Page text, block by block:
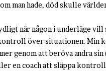
man hade, död skulle världen
när någon i underläge vill
över situationen. Min
genom att beröva andra
en coach att släppa